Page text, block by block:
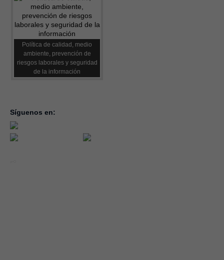
Política de calidad, medio
ambiente, prevención de
riesgos laborales y seguridad
de la información
Síguenos en: